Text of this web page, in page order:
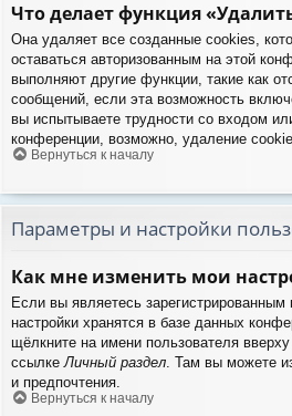
Что делает функция
Она удаляет все созданные cookies,
оставаться авторизованным на этой
выполняют другие функции, такие как
сообщений, если эта возможность
вы испытываете трудности со входом
конференции, возможно, удаление
Вернуться к началу
Параметры и настройки
Как мне изменить мои
Если вы являетесь
настройки хранятся в базе данных
щёлкните на имени пользователя
ссылкеЛичный раздел. Там вы можете
и предпочтения.
Вернуться к началу